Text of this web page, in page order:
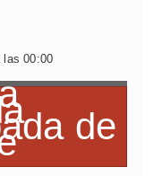
las 00:00